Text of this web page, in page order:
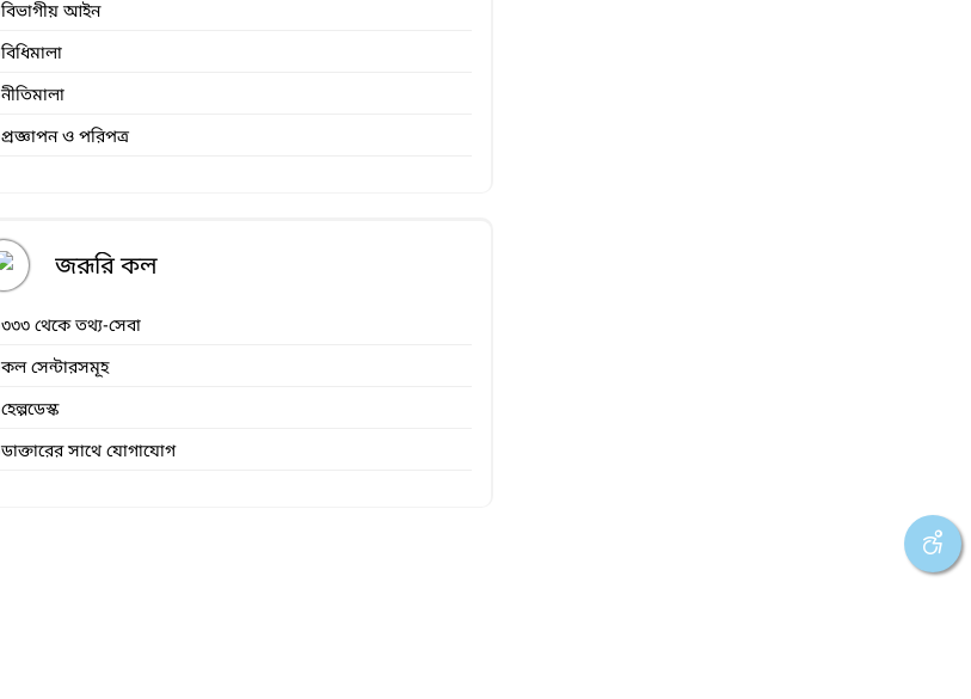
বিভাগীয় আইন
বিধিমালা
নীতিমালা
প্রজ্ঞাপন ও পরিপত্র
জরূরি কল
৩৩৩ থেকে তথ্য-সেবা
কল সেন্টারসমূহ
হেল্পডেস্ক
ডাক্তারের সাথে যোগাযোগ